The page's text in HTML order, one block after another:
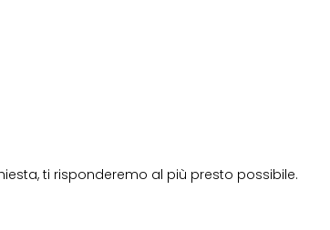
ti risponderemo al più presto possibile.